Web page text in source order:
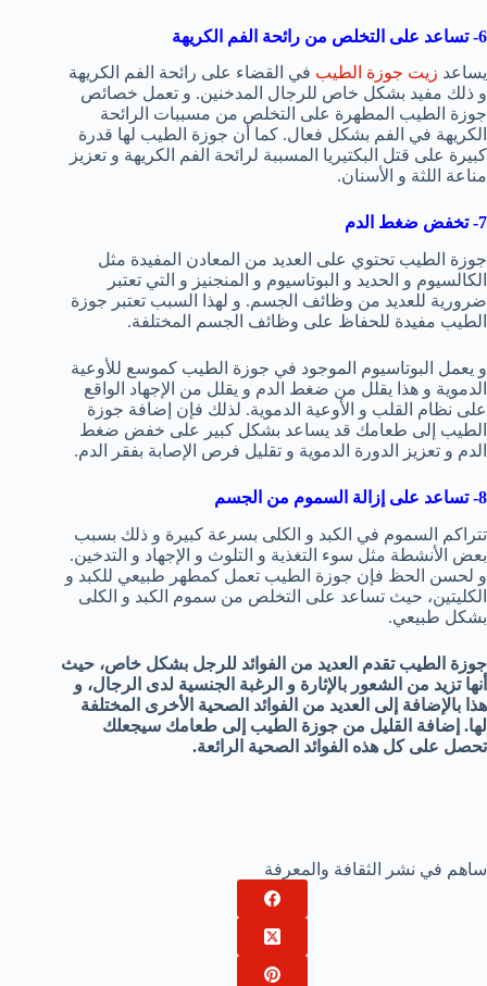
6- تساعد على التخلص من رائحة الفم الكريهة
يساعد زيت جوزة الطيب في القضاء على رائحة الفم الكريهة
و ذلك مفيد بشكل خاص للرجال المدخنين. و تعمل خصائص
جوزة الطيب المطهرة على التخلص من مسببات الرائحة
الكريهة في الفم بشكل فعال. كما أن جوزة الطيب لها قدرة
كبيرة على قتل البكتيريا المسببة لرائحة الفم الكريهة و تعزيز
مناعة اللثة و الأسنان.
7- تخفض ضغط الدم
جوزة الطيب تحتوي على العديد من المعادن المفيدة مثل
الكالسيوم و الحديد و البوتاسيوم و المنجنيز و التي تعتبر
ضرورية للعديد من وظائف الجسم. و لهذا السبب تعتبر جوزة
الطيب مفيدة للحفاظ على وظائف الجسم المختلفة.
و يعمل البوتاسيوم الموجود في جوزة الطيب كموسع للأوعية
الدموية و هذا يقلل من ضغط الدم و يقلل من الإجهاد الواقع
على نظام القلب و الأوعية الدموية. لذلك فإن إضافة جوزة
الطيب إلى طعامك قد يساعد بشكل كبير على خفض ضغط
الدم و تعزيز الدورة الدموية و تقليل فرص الإصابة بفقر الدم.
8- تساعد على إزالة السموم من الجسم
تتراكم السموم في الكبد و الكلى بسرعة كبيرة و ذلك بسبب
بعض الأنشطة مثل سوء التغذية و التلوث و الإجهاد و التدخين.
و لحسن الحظ فإن جوزة الطيب تعمل كمطهر طبيعي للكبد و
الكليتين، حيث تساعد على التخلص من سموم الكبد و الكلى
بشكل طبيعي.
جوزة الطيب تقدم العديد من الفوائد للرجل بشكل خاص، حيث
أنها تزيد من الشعور بالإثارة و الرغبة الجنسية لدى الرجال، و
هذا بالإضافة إلى العديد من الفوائد الصحية الأخرى المختلفة
لها. إضافة القليل من جوزة الطيب إلى طعامك سيجعلك
تحصل على كل هذه الفوائد الصحية الرائعة.
ساهم في نشر الثقافة والمعرفة